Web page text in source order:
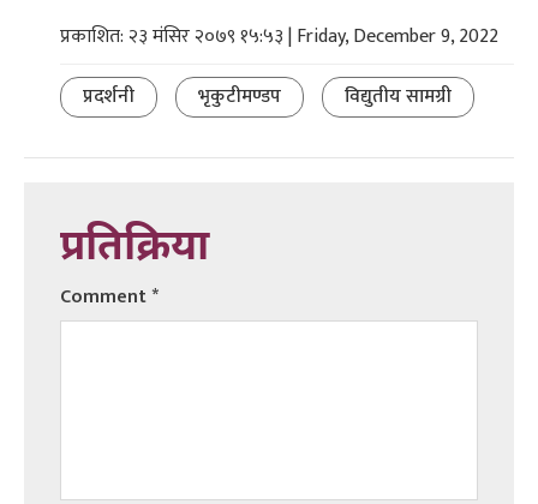
प्रकाशित: २३ मंसिर २०७९ १५:५३ | Friday, December 9, 2022
प्रदर्शनी
भृकुटीमण्डप विद्युतीय सामग्री
प्रतिक्रिया
Comment*